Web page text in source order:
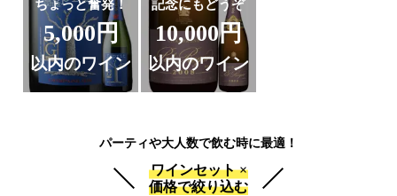
ちょっと奮発！
5,000円
以内のワイン
記念にもどうぞ
10,000円
以内のワイン
パーティや大人数で飲む時に最適！
ワインセット ×
価格で絞り込む